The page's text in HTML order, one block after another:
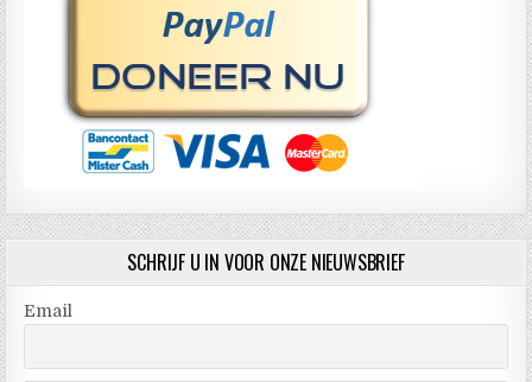
SCHRIJF U IN VOOR ONZE NIEUWSBRIEF
Email